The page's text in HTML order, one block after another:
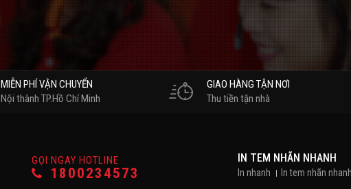
MIỄN PHÍ VẬN CHUYỂN
Nội thành TP.Hồ Chí Minh
GIAO HÀNG TẬN NƠI
Thu tiền tận nhà
GỌI NGAY HOTLINE
1800234573
IN TEM NHÃN NHANH
In nhanh In tem nhãn nhanh